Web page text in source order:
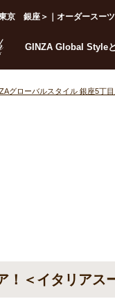
京 銀座＞｜オーダースー
GINZA Global Style
グローバルスタイル 銀座5丁
！＜イタリア